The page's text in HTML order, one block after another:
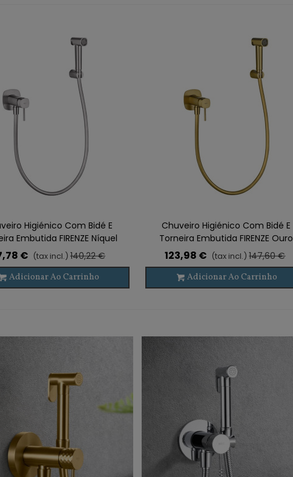
Higiénico Com Bidé E
Embutida FIRENZE Níquel
€ (tax incl.) 140,22 €
Adicionar Ao Carrinho
Chuveiro Higiénico Com Bidé E
Torneira Embutida FIRENZE Ouro
123,98 € (tax incl.) 147,60 €
Adicionar Ao Carrinho